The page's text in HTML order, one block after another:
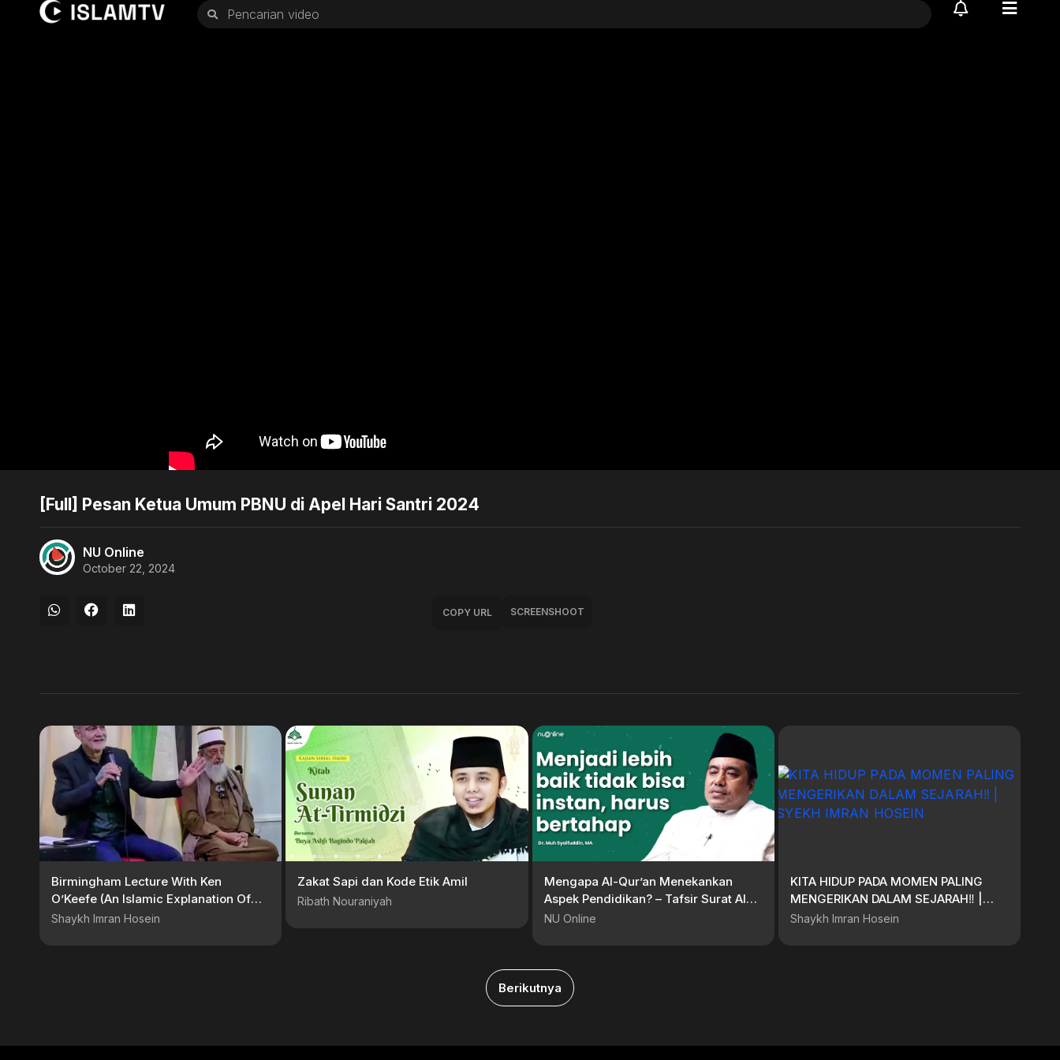
[Full] Pesan Ketua Umum PBNU di Apel Hari Santri 2024
NU Online
October 22, 2024
COPY URL SCREENSHOOT
Birmingham Lecture With Ken
O’Keefe (An Islamic Explanation Of
Israel’s Unfolding Master Plan)
Shaykh Imran Hosein
Zakat Sapi dan Kode Etik Amil
Ribath Nouraniyah
Mengapa Al-Qur’an Menekankan
Aspek Pendidikan? – Tafsir Surat Al
Fatihah | Dr. Muh Syaifuddin, MA
NU Online
KITA HIDUP PADA MOMEN PALING
MENGERIKAN DALAM SEJARAH‼️ |
SYEKH IMRAN HOSEIN
Shaykh Imran Hosein
Berikutnya